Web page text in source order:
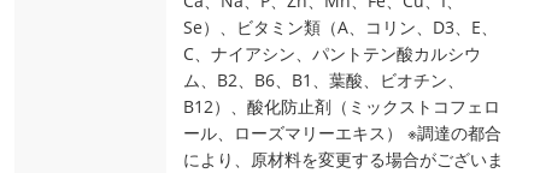
Se）、ビタミン類（A、コリン、D3、E、
C、ナイアシン、パントテン酸カルシウ
ム、B2、B6、B1、葉酸、ビオチン、
B12）、酸化防止剤（ミックストコフェロ
ール、ローズマリーエキス） ※調達の都合
により、原材料を変更する場合がございま